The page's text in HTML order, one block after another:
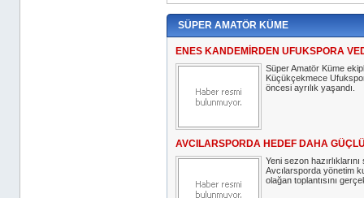
SÜPER AMATÖR KÜME
ENES KANDEMİRDEN UFUKSPORA
Süper Amatör Küme
Küçükçekmece
öncesi ayrılık yaşandı.
AVCILARSPORDA HEDEF DAHA
Yeni sezon
Avcılarsporda yönetim
olağan toplantısını